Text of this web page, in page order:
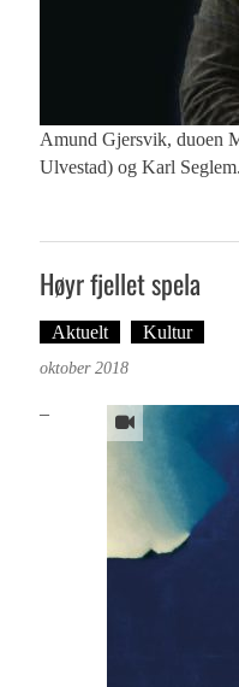
Amund Gjersvik, duoen
Ulvestad) og Karl Seglem.
Høyr fjellet spela
Aktuelt Kultur
oktober 2018
–